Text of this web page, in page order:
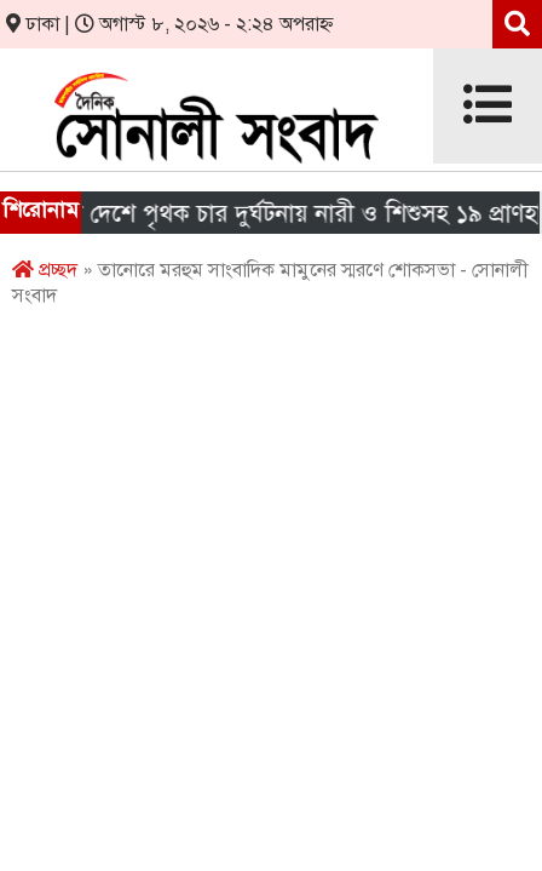
ঢাকা | অগাস্ট ৮, ২০২৬ - ২:২৪ অপরাহ্ন
শিরোনাম
দেশে পৃথক চার দুর্ঘটনায় নারী ও শিশুসহ ১৯ প্রাণহানি
প্রচ্ছদ» তানোরে মরহুম সাংবাদিক মামুনের স্মরণে শোকসভা - সোনালী
সংবাদ